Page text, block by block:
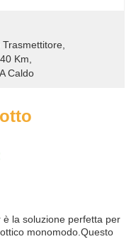
Trasmettitore
Km
Caldo
la soluzione perfetta per
monomodo.Questo